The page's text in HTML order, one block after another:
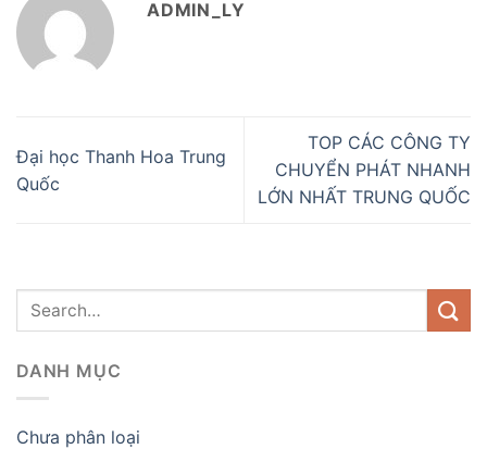
ADMIN_LY
Đại học Thanh Hoa Trung
Quốc
TOP CÁC CÔNG TY
CHUYỂN PHÁT NHANH
LỚN NHẤT TRUNG QUỐC
DANH MỤC
Chưa phân loại